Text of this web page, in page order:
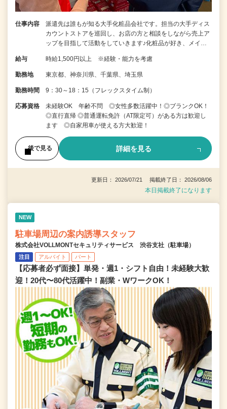
仕事内容
派遣先は誰もが知る大手化粧品会社です。担当の大手ディス
カウントストアを巡回し、お店の方と相談をしながら売上ア
ップを目指して活動をしていきます♪化粧品が好き、メイ…
給与 時給1,500円以上 ※経験・能力を考慮
勤務地 東京都、神奈川県、千葉県、埼玉県
勤務時間 9：30～18：15（フレックスタイム制）
応募資格
未経験OK 年齢不問 ◎女性多数活躍中！◎ブランクOK！
◎直行直帰 ◎普通運転免許（AT限定可）がある方は歓迎し
ます ◎自家用車が使える方大歓迎！
後で見る 詳細を見る
更新日： 2026/07/21 掲載終了日： 2026/08/06
本日掲載終了になります
NEW
駐車場周辺の案内誘導スタッフ
株式会社VOLLMONTセキュリティサービス 渋谷支社（駐車場）
注目 アルバイト パート
【応募者必ず面接】単発・週1・シフト自由！未経験大歓
迎！20代〜80代活躍中！副業・WワークOK！